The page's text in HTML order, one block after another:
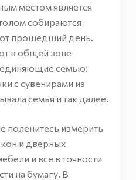
местом является
собираются
прошедший день.
в общей зоне
семью:
с сувенирами из
семья и так далее.
поленитесь измерить
и дверных
и все в точности
на бумагу. В